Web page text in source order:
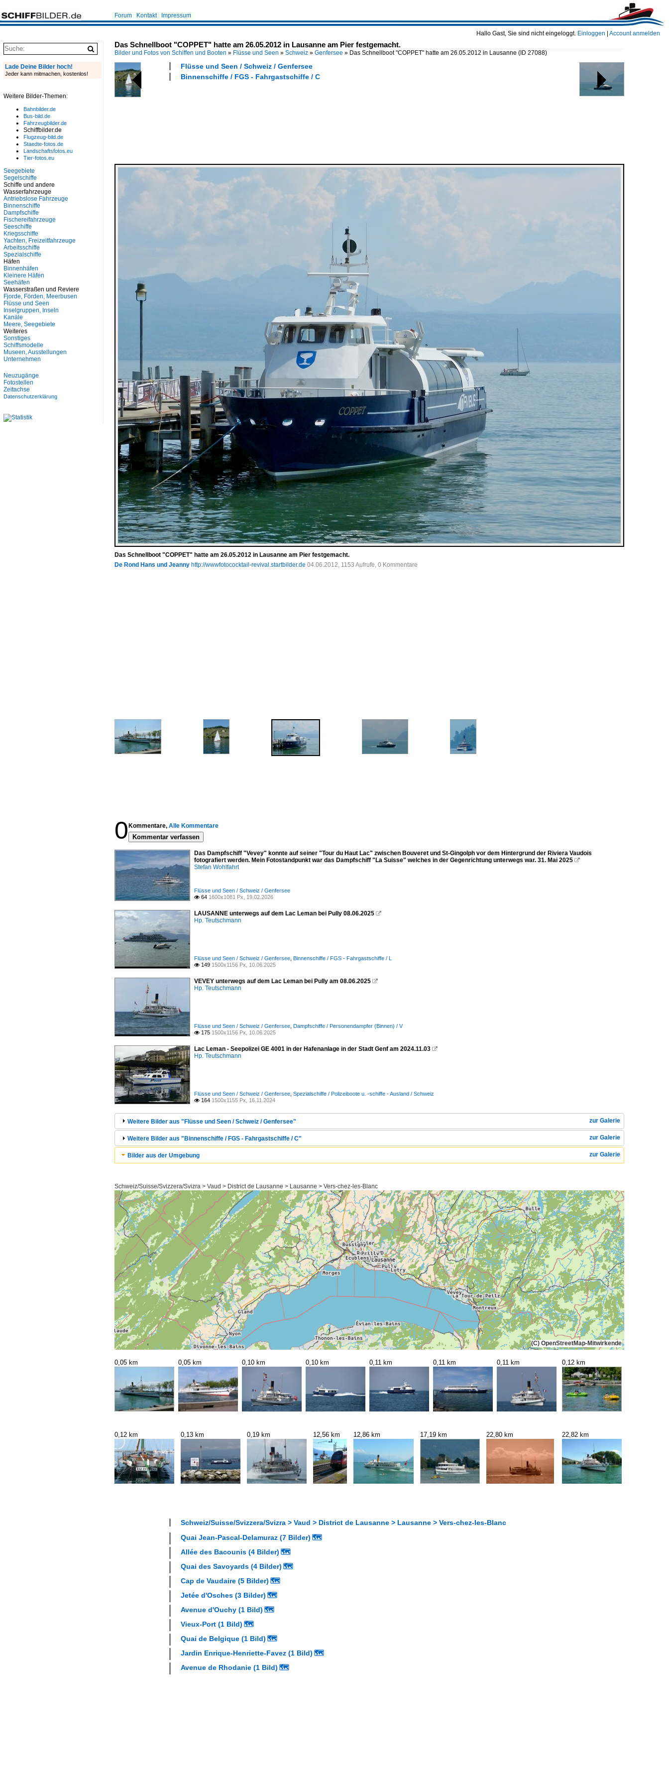
Hallo Gast, Sie sind nicht eingeloggt. Einloggen Account anmelden
Forum Kontakt Impressum
Das Schnellboot "COPPET" hatte am 26.05.2012 in Lausanne am Pier festgemacht.
Bilder und Fotos von Schiffen und Booten » Flüsse und Seen » Schweiz » Genfersee » Das Schnellboot "COPPET" hatte am 26.05.2012 in Lausanne (ID 27088)
Flüsse und Seen / Schweiz / Genfersee
Binnenschiffe / FGS - Fahrgastschiffe / C
Das Schnellboot "COPPET" hatte am 26.05.2012 in Lausanne am Pier festgemacht.
De Rond Hans und Jeanny http://wwwfotococktail-revival.startbilder.de 04.06.2012, 1153 Aufrufe, 0 Kommentare
0 Kommentare, Alle Kommentare
Kommentar verfassen
Das Dampfschiff "Vevey" konnte auf seiner "Tour du Haut Lac" zwischen Bouveret und St-Gingolph vor dem Hintergrund der Riviera Vaudois
fotografiert werden. Mein Fotostandpunkt war das Dampfschiff "La Suisse" welches in der Gegenrichtung unterwegs war. 31. Mai 2025 
Stefan Wohlfahrt
Flüsse und Seen / Schweiz / Genfersee
 64 1600x1081 Px, 19.02.2026
LAUSANNE unterwegs auf dem Lac Leman bei Pully 08.06.2025 
Hp. Teutschmann
Flüsse und Seen / Schweiz / Genfersee Binnenschiffe / FGS - Fahrgastschiffe / L
 149 1500x1156 Px, 10.06.2025
VEVEY unterwegs auf dem Lac Leman bei Pully am 08.06.2025 
Hp. Teutschmann
Flüsse und Seen / Schweiz / Genfersee Dampfschiffe / Personendampfer (Binnen) / V
 175 1500x1156 Px, 10.06.2025
Lac Leman - Seepolizei GE 4001 in der Hafenanlage in der Stadt Genf am 2024.11.03 
Hp. Teutschmann
Flüsse und Seen / Schweiz / Genfersee Spezialschiffe / Polizeiboote u. -schiffe - Ausland / Schweiz
 164 1500x1155 Px, 16.11.2024
zur Galerie
Weitere Bilder aus "Flüsse und Seen / Schweiz / Genfersee"
zur Galerie
Weitere Bilder aus "Binnenschiffe / FGS - Fahrgastschiffe / C"
zur Galerie
Bilder aus der Umgebung
Schweiz/Suisse/Svizzera/Svizra > Vaud > District de Lausanne > Lausanne > Vers-chez-les-Blanc
(C) OpenStreetMap-Mitwirkende
0,05 km 0,05 km 0,10 km 0,10 km 0,11 km 0,11 km 0,11 km 0,12 km
0,12 km 0,13 km 0,19 km 12,56 km 12,86 km 17,19 km 22,80 km 22,82 km
Schweiz/Suisse/Svizzera/Svizra > Vaud > District de Lausanne > Lausanne > Vers-chez-les-Blanc
Quai Jean-Pascal-Delamuraz (7 Bilder) 🗺
Allée des Bacounis (4 Bilder) 🗺
Quai des Savoyards (4 Bilder) 🗺
Cap de Vaudaire (5 Bilder) 🗺
Jetée d'Osches (3 Bilder) 🗺
Avenue d'Ouchy (1 Bild) 🗺
Vieux-Port (1 Bild) 🗺
Quai de Belgique (1 Bild) 🗺
Jardin Enrique-Henriette-Favez (1 Bild) 🗺
Avenue de Rhodanie (1 Bild) 🗺
Lade Deine Bilder hoch!
Jeder kann mitmachen, kostenlos!
Weitere Bilder-Themen:
Bahnbilder.de
Bus-bild.de
Fahrzeugbilder.de
Schiffbilder.de
Flugzeug-bild.de
Staedte-fotos.de
Landschaftsfotos.eu
Tier-fotos.eu
Seegebiete
Segelschiffe
Schiffe und andere
Wasserfahrzeuge
Antriebslose Fahrzeuge
Binnenschiffe
Dampfschiffe
Fischereifahrzeuge
Seeschiffe
Kriegsschiffe
Yachten, Freizeitfahrzeuge
Arbeitsschiffe
Spezialschiffe
Häfen
Binnenhäfen
Kleinere Häfen
Seehäfen
Wasserstraßen und Reviere
Fjorde, Förden, Meerbusen
Flüsse und Seen
Inselgruppen, Inseln
Kanäle
Meere, Seegebiete
Weiteres
Sonstiges
Schiffsmodelle
Museen, Ausstellungen
Unternehmen
Neuzugänge
Fotostellen
Zeitachse
Datenschutzerklärung